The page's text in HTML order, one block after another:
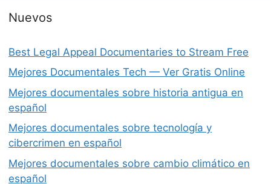
Nuevos
Best Legal Appeal Documentaries to Stream Free
Mejores Documentales Tech — Ver Gratis Online
Mejores documentales sobre historia antigua en
español
Mejores documentales sobre tecnología y
cibercrimen en español
Mejores documentales sobre cambio climático en
español